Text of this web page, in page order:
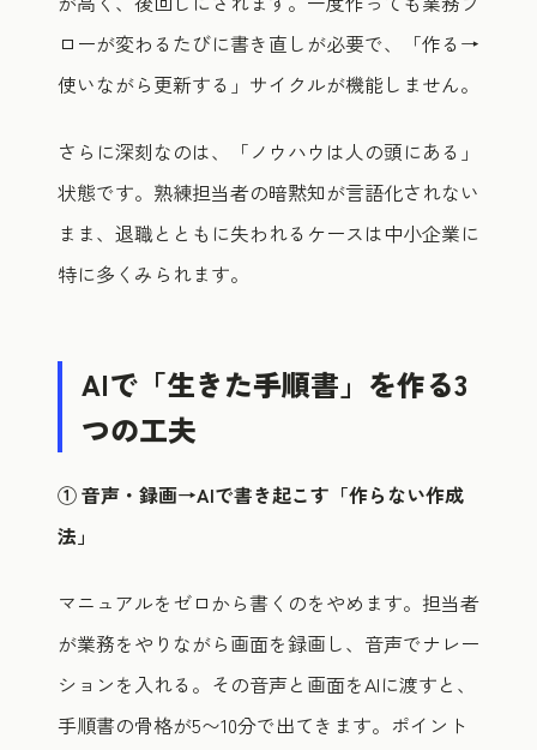
ローが変わるたびに書き直しが必要で、「作る→
使いながら更新する」サイクルが機能しません。
さらに深刻なのは、「ノウハウは人の頭にある」
状態です。熟練担当者の暗黙知が言語化されない
まま、退職とともに失われるケースは中小企業に
特に多くみられます。
AIで「生きた手順書」を作る3
つの工夫
① 音声・録画→AIで書き起こす「作らない作成
法」
マニュアルをゼロから書くのをやめます。担当者
が業務をやりながら画面を録画し、音声でナレー
ションを入れる。その音声と画面をAIに渡すと、
手順書の骨格が5〜10分で出てきます。ポイント